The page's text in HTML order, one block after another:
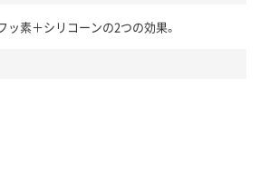
ッ素＋シリコーンの2つの効果。